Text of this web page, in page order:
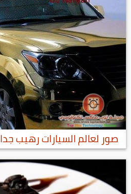
صور لعالم السيارات رهيب جدا